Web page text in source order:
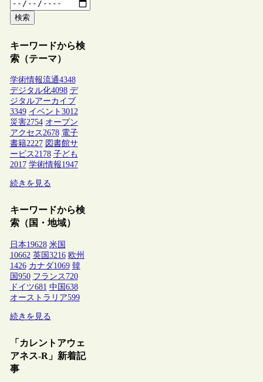
検索
キーワードから検
索（テーマ）
学術情報流通4348
デジタル化4098 デ
ジタルアーカイブ
3349 イベント 3012
災害2754 オープン
アクセス2678 電子
書籍2227 図書館サ
ービス2178 子ども
2017 学術情報1947
続きを見る
キーワードから検
索（国・地域）
日本19628 米国
10662 英国3216 欧州
1426 カナダ1069 韓
国950 フランス 720
ドイツ681 中国638
オーストラリア599
続きを見る
「カレントアウェ
アネス-R」新着記
事